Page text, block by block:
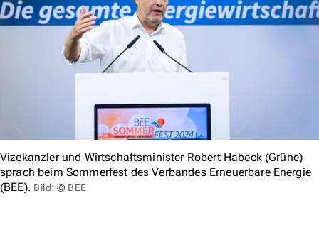
Vizekanzler und Wirtschaftsminister Robert Habeck (Grüne)
sprach beim Sommerfest des Verbandes Erneuerbare Energie
(BEE). Bild: © BEE